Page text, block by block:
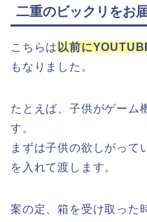
二重のビックリをお
こちらは以前に
もなりました。
たとえば、子供がゲーム
す。
まずは子供の欲しがって
を入れて渡します。
案の定、箱を受け取った